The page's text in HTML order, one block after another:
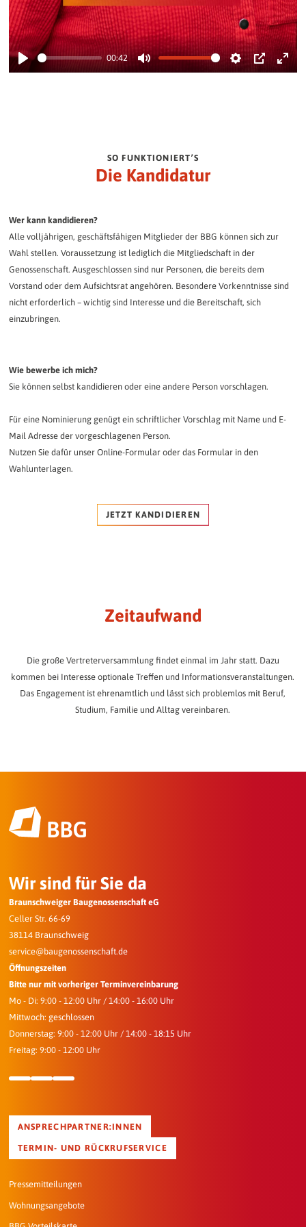
Play
00:42
Mute
SettingsPIP
Enter
SO FUNKTIONIERT’S
Die Kandidatur
Wer kann kandidieren?
Alle volljährigen, geschäftsfähigen Mitglieder der BBG können sich zur
Wahl stellen. Voraussetzung ist lediglich die Mitgliedschaft in der
Genossenschaft. Ausgeschlossen sind nur Personen, die bereits dem
Vorstand oder dem Aufsichtsrat angehören. Besondere Vorkenntnisse sind
nicht erforderlich – wichtig sind Interesse und die Bereitschaft, sich
einzubringen.
Wie bewerbe ich mich?
Sie können selbst kandidieren oder eine andere Person vorschlagen.
Für eine Nominierung genügt ein schriftlicher Vorschlag mit Name und E-
Mail Adresse der vorgeschlagenen Person.
Nutzen Sie dafür unser Online-Formular oder das Formular in den
Wahlunterlagen.
JETZT KANDIDIEREN
Zeitaufwand
Die große Vertreterversammlung findet einmal im Jahr statt. Dazu
kommen bei Interesse optionale Treffen und Informationsveranstaltungen.
Das Engagement ist ehrenamtlich und lässt sich problemlos mit Beruf,
Studium, Familie und Alltag vereinbaren.
Wir sind für Sie da
Braunschweiger Baugenossenschaft eG
Celler Str. 66-69
38114 Braunschweig
service@baugenossenschaft.de
Öffnungszeiten
Bitte nur mit vorheriger Terminvereinbarung
Mo - Di: 9:00 - 12:00 Uhr / 14:00 - 16:00 Uhr
Mittwoch: geschlossen
Donnerstag: 9:00 - 12:00 Uhr / 14:00 - 18:15 Uhr
Freitag: 9:00 - 12:00 Uhr
ANSPRECHPARTNER:INNEN
TERMIN- UND RÜCKRUFSERVICE
Pressemitteilungen
Wohnungsangebote